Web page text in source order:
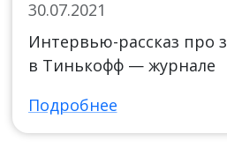
30.07.2021
Интервью-рассказ про
в Тинькофф — журнале
Подробнее